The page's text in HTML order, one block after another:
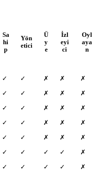
Sa
hi
p
Yön
etici
Ü
y
e
İzl
eyi
ci
Oyl
aya
n
✓ ✓ ✗ ✗ ✗
✓ ✓ ✗ ✗ ✗
✓ ✓ ✗ ✗ ✗
✓ ✓ ✗ ✗ ✗
✓ ✓ ✗ ✗ ✗
✓ ✓ ✓ ✓ ✗
✓ ✓ ✓ ✓ ✗